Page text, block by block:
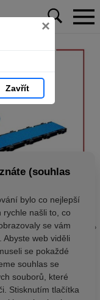
×
Zavřít
(souhlas
bylo co nejlepší
rychle našli to, co
se vám
web viděli
se pokaždé
souhlas se
souborů, které
Stisknutím tlačítka